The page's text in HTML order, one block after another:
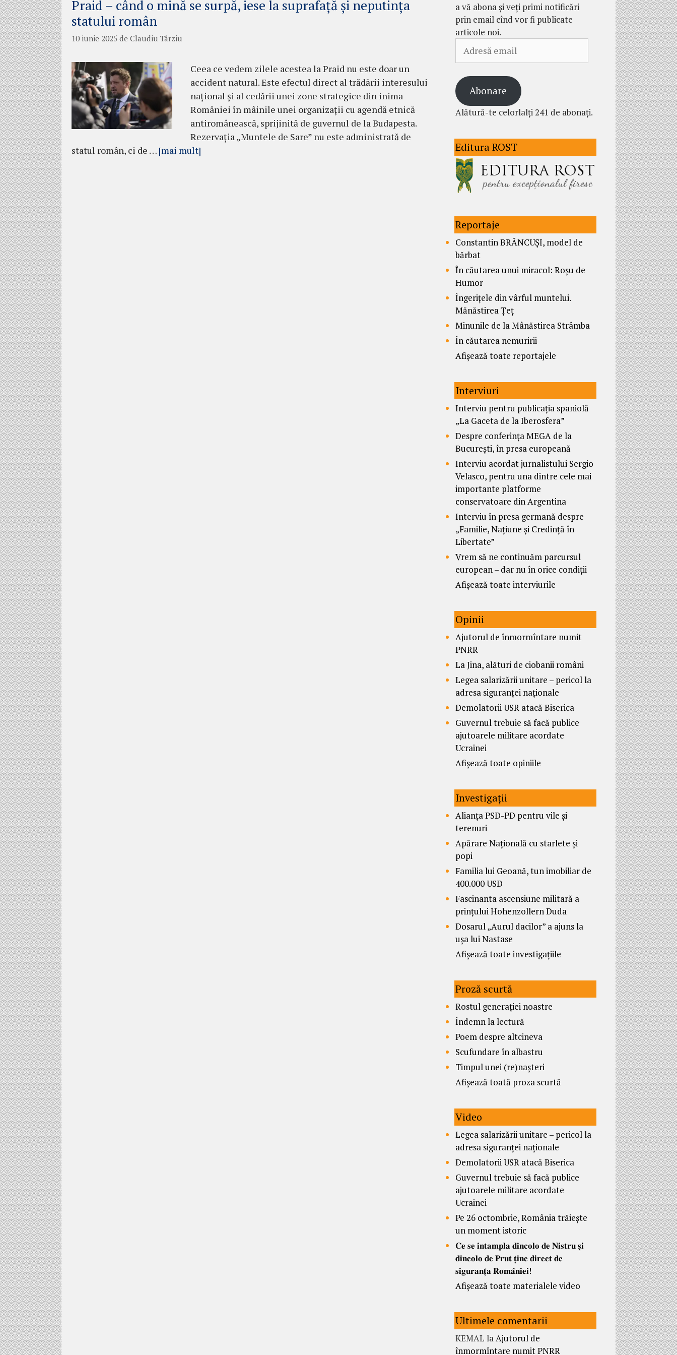
Praid – când o mină se surpă, iese la suprafață și neputința
statului român
10 iunie 2025 de Claudiu Târziu
Ceea ce vedem zilele acestea la Praid nu este doar un
accident natural. Este efectul direct al trădării interesului
național și al cedării unei zone strategice din inima
României în mâinile unei organizații cu agendă etnică
antiromânească, sprijinită de guvernul de la Budapesta.
Rezervația „Muntele de Sare” nu este administrată de
statul român, ci de … [mai mult]
a vă abona și veți primi notificări
prin email cînd vor fi publicate
articole noi.
email
Abonare
Alătură-te celorlalți 241 de abonați.
Editura ROST
Reportaje
Constantin BRÂNCUȘI, model de
bărbat
În căutarea unui miracol: Roșu de
Humor
Îngerițele din vârful muntelui.
Mănăstirea Țeț
Minunile de la Mânăstirea Strâmba
În căutarea nemuririi
Afișează toate reportajele
Interviuri
Interviu pentru publicația spaniolă
„La Gaceta de la Iberosfera”
Despre conferința MEGA de la
București, în presa europeană
Interviu acordat jurnalistului Sergio
Velasco, pentru una dintre cele mai
importante platforme
conservatoare din Argentina
Interviu în presa germană despre
„Familie, Națiune și Credință în
Libertate”
Vrem să ne continuăm parcursul
european – dar nu în orice condiții
Afișează toate interviurile
Opinii
Ajutorul de înmormîntare numit
PNRR
La Jina, alături de ciobanii români
Legea salarizării unitare – pericol la
adresa siguranței naționale
Demolatorii USR atacă Biserica
Guvernul trebuie să facă publice
ajutoarele militare acordate
Ucrainei
Afișează toate opiniile
Investigații
Alianța PSD-PD pentru vile și
terenuri
Apărare Națională cu starlete și
popi
Familia lui Geoană, tun imobiliar de
400.000 USD
Fascinanta ascensiune militară a
prințului Hohenzollern Duda
Dosarul „Aurul dacilor” a ajuns la
ușa lui Nastase
Afișează toate investigațiile
Proză scurtă
Rostul generației noastre
Îndemn la lectură
Poem despre altcineva
Scufundare în albastru
Timpul unei (re)nașteri
Afișează toată proza scurtă
Video
Legea salarizării unitare – pericol la
adresa siguranței naționale
Demolatorii USR atacă Biserica
Guvernul trebuie să facă publice
ajutoarele militare acordate
Ucrainei
Pe 26 octombrie, România trăiește
un moment istoric
𝐂𝐞 𝐬𝐞 𝐢𝐧𝐭𝐚𝐦𝐩𝐥𝐚 𝐝𝐢𝐧𝐜𝐨𝐥𝐨 𝐝𝐞 𝐍𝐢𝐬𝐭𝐫𝐮 𝐬̦𝐢
𝐝𝐢𝐧𝐜𝐨𝐥𝐨 𝐝𝐞 𝐏𝐫𝐮𝐭 𝐭̦𝐢𝐧𝐞 𝐝𝐢𝐫𝐞𝐜𝐭 𝐝𝐞
𝐬𝐢𝐠𝐮𝐫𝐚𝐧𝐭̦𝐚 𝐑𝐨𝐦𝐚̂𝐧𝐢𝐞𝐢!
Afișează toate materialele video
Ultimele comentarii
KEMAL laAjutorul de
înmormîntare numit PNRR